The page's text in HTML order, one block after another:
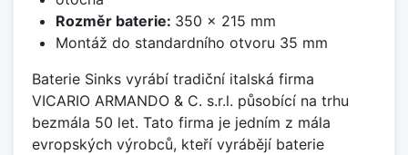
Rozměr baterie: 350 x 215 mm
Montáž do standardního otvoru 35 mm
Baterie Sinks vyrábí tradiční italská firma
VICARIO ARMANDO & C. s.r.l. působící na trhu
bezmála 50 let. Tato firma je jedním z mála
evropských výrobců, kteří vyrábějí baterie